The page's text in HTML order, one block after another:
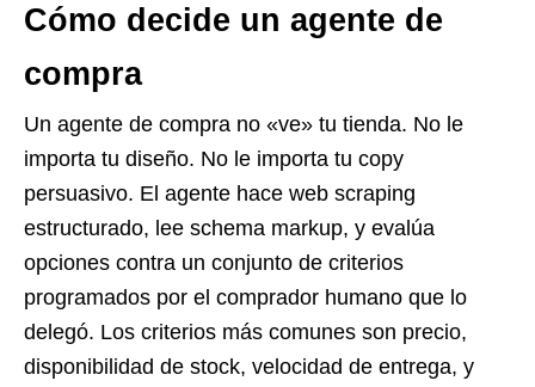
Cómo decide un agente de
compra
Un agente de compra no «ve» tu tienda. No le
importa tu diseño. No le importa tu copy
persuasivo. El agente hace web scraping
estructurado, lee schema markup, y evalúa
opciones contra un conjunto de criterios
programados por el comprador humano que lo
delegó. Los criterios más comunes son precio,
disponibilidad de stock, velocidad de entrega, y